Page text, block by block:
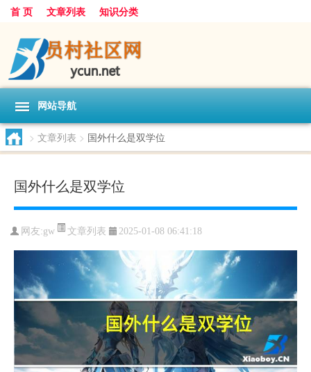
首 页 文章列表 知识分类
网站导航
> 文章列表 > 国外什么是双学位
国外什么是双学位
网友:gw 文章列表 2025-01-08 06:41:18